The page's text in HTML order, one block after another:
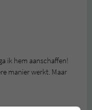
ik hem aanschaffen!
manier werkt. Maar